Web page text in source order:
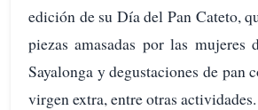
edición de su Día del Pan Cateto,
piezas amasadas por las mujeres
Sayalonga y degustaciones de pan
virgen extra, entre otras actividades.